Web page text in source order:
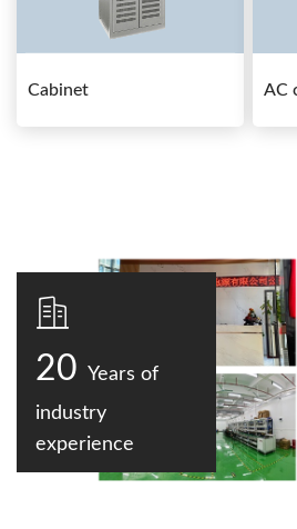
Cabinet AC
20 Years of
industry
experience